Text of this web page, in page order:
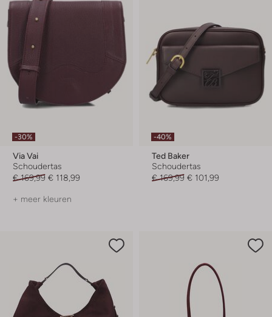
-30%
Via Vai
Schoudertas
€ 169,99 € 118,99
+ meer kleuren
-40%
Ted Baker
Schoudertas
€ 169,99 € 101,99